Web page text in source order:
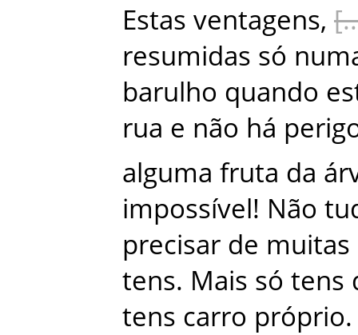
Estas ventagens,
resumidas só
barulho quando
rua e não há
alguma fruta da
impossível! Não
precisar de muitas
tens. Mais só tens
tens carro próprio.